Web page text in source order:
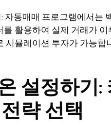
자동매매 프로그램에서는
를 활용하여 실제 거래가
시뮬레이션 투자가 가능합
설정하기:
략 선택